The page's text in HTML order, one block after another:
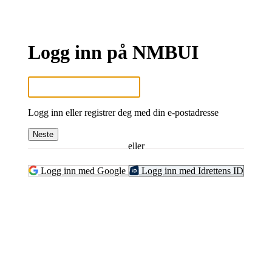
Logg inn på NMBUI
Logg inn eller registrer deg med din e-postadresse
Neste
eller
Logg inn med Google Logg inn med Idrettens ID